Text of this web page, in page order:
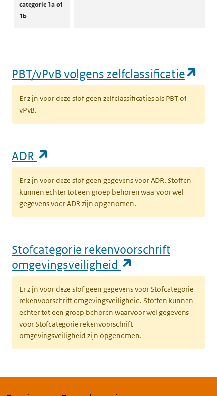
categorie 1a of
1b
PBT/vPvB volgens zelfclassificatie
Er zijn voor deze stof geen zelfclassificaties als PBT of
vPvB.
ADR
Er zijn voor deze stof geen gegevens voor ADR. Stoffen
kunnen echter tot een groep behoren waarvoor wel
gegevens voor ADR zijn opgenomen.
Stofcategorie rekenvoorschrift
omgevingsveiligheid
Er zijn voor deze stof geen gegevens voor Stofcategorie
rekenvoorschrift omgevingsveiligheid. Stoffen kunnen
echter tot een groep behoren waarvoor wel gegevens
voor Stofcategorie rekenvoorschrift
omgevingsveiligheid zijn opgenomen.